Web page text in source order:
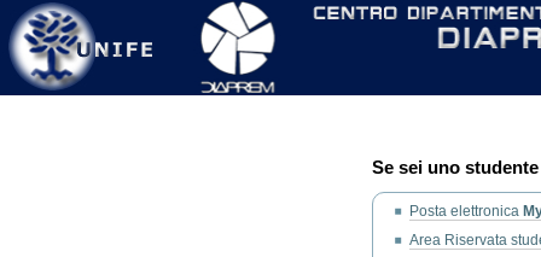
content.
Personal
tools
Se sei uno
Posta elettronica
Area Riservata